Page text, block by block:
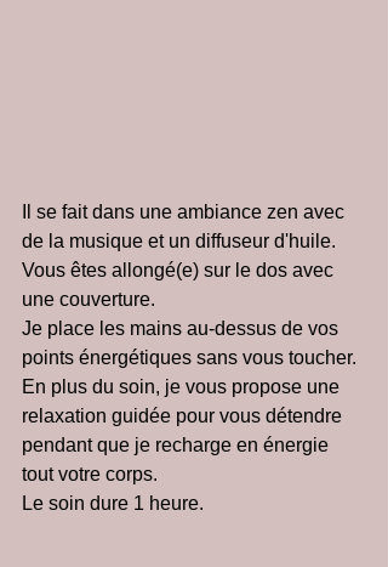
Il se fait dans une ambiance zen avec
de la musique et un diffuseur d'huile.
Vous êtes allongé(e) sur le dos avec
une couverture.
Je place les mains au-dessus de vos
points énergétiques sans vous toucher.
En plus du soin, je vous propose une
relaxation guidée pour vous détendre
pendant que je recharge en énergie
tout votre corps.
Le soin dure 1 heure.